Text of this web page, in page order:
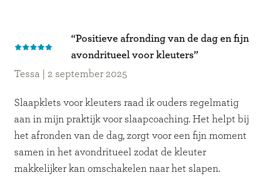
“Positieve afronding van de dag en fijn
avondritueel voor kleuters”
Tessa
2 september 2025
Slaapklets voor kleuters raad ik ouders regelmatig
aan in mijn praktijk voor slaapcoaching. Het helpt bij
het afronden van de dag, zorgt voor een fijn moment
samen in het avondritueel zodat de kleuter
makkelijker kan omschakelen naar het slapen.